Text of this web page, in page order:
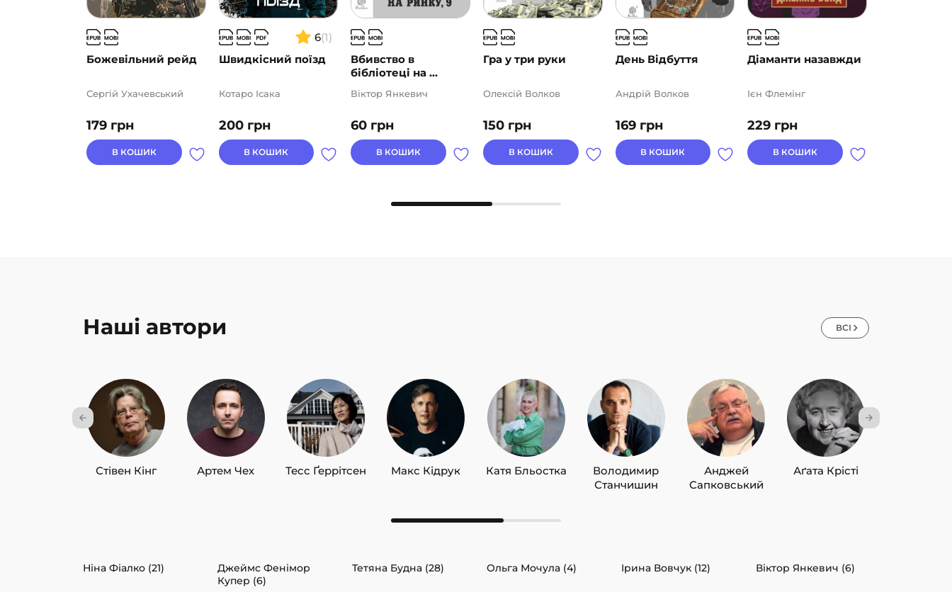
Божевільний рейд
179 грн
Сергій Ухачевський
В КОШИК
6(1)
Швидкісний поїзд
200 грн
Котаро Ісака
В КОШИК
Вбивство в
бібліотеці на ...
60 грн
Віктор Янкевич
В КОШИК
Гра у три руки
150 грн
Олексій Волков
В КОШИК
День Відбуття
169 грн
Андрій Волков
В КОШИК
Діаманти назавжди
229 грн
Ієн Флемінг
В КОШИК
Наші автори ВСІ
Стівен Кінг Артем Чех Тесс Ґеррітсен Макс Кідрук Катя Бльостка
Володимир
Станчишин
Анджей
Сапковський
Аґата Крісті
Ніна Фіалко (21)
Джеймс Фенімор
Купер (6)
Тетяна Будна (28) Ольга Мочула (4) Ірина Вовчук (12) Віктор Янкевич (6)